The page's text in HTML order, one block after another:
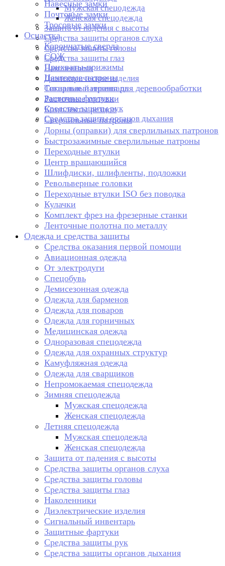
Мужская спецодежда
Женская спецодежда
Защита от падения с высоты
Средства защиты органов слуха
Средства защиты головы
Средства защиты глаз
Наколенники
Диэлектрические изделия
Сигнальный инвентарь
Защитные фартуки
Средства защиты рук
Средства защиты органов дыхания
Навесные замки
Почтовые замки
Тросовые замки
Оснастка
Корончатые сверла
СОЖ
Прихваты-прижимы
Цанговые патроны
Токарные патроны для деревообработки
Расточные головки
Комплекты резцов
Сверлильные патроны
Дорны (оправки) для сверлильных патронов
Быстрозажимные сверлильные патроны
Переходные втулки
Центр вращающийся
Шлифдиски, шлифленты, подложки
Револьверные головки
Переходные втулки ISO без поводка
Кулачки
Комплект фрез на фрезерные станки
Ленточные полотна по металлу
Одежда и средства защиты
Средства оказания первой помощи
Авиационная одежда
От электродуги
Спецобувь
Демисезонная одежда
Одежда для барменов
Одежда для поваров
Одежда для горничных
Медицинская одежда
Одноразовая спецодежда
Одежда для охранных структур
Камуфляжная одежда
Одежда для сварщиков
Непромокаемая спецодежда
Зимняя спецодежда
Мужская спецодежда
Женская спецодежда
Летняя спецодежда
Мужская спецодежда
Женская спецодежда
Защита от падения с высоты
Средства защиты органов слуха
Средства защиты головы
Средства защиты глаз
Наколенники
Диэлектрические изделия
Сигнальный инвентарь
Защитные фартуки
Средства защиты рук
Средства защиты органов дыхания